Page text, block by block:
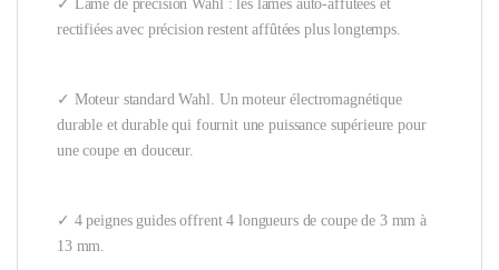
✓ Lame de précision Wahl : les lames auto-affûtées et
rectifiées avec précision restent affûtées plus longtemps.
✓ Moteur standard Wahl. Un moteur électromagnétique
durable et durable qui fournit une puissance supérieure pour
une coupe en douceur.
✓ 4 peignes guides offrent 4 longueurs de coupe de 3 mm à
13 mm.